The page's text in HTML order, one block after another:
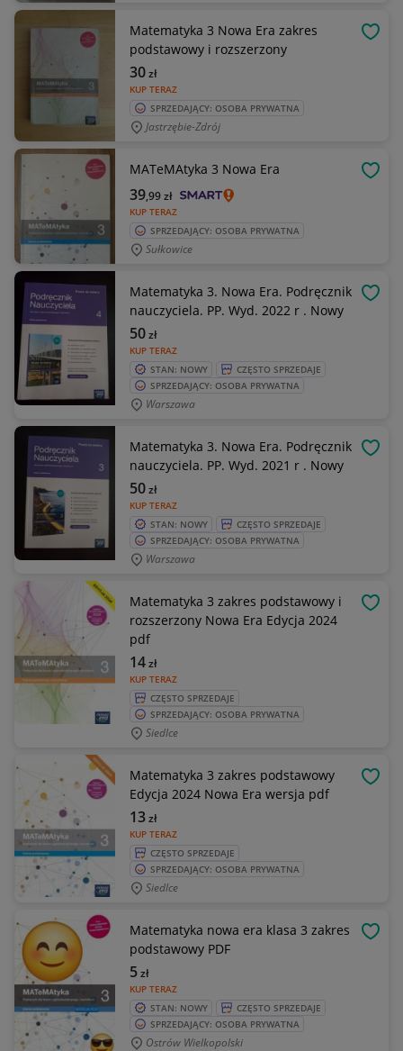
Matematyka 3 Nowa Era zakres
podstawowy i rozszerzony
KUP TERAZ
30zł
SPRZEDAJĄCY: OSOBA PRYWATNA
Jastrzębie-Zdrój
MATeMAtyka 3 Nowa Era
KUP TERAZ
39,99zł
SPRZEDAJĄCY: OSOBA PRYWATNA
Sułkowice
Matematyka 3. Nowa Era. Podręcznik
nauczyciela. PP. Wyd. 2022 r . Nowy
KUP TERAZ
50zł
STAN: NOWY
CZĘSTO SPRZEDAJE
SPRZEDAJĄCY: OSOBA PRYWATNA
Warszawa
Matematyka 3. Nowa Era. Podręcznik
nauczyciela. PP. Wyd. 2021 r . Nowy
KUP TERAZ
50zł
STAN: NOWY
CZĘSTO SPRZEDAJE
SPRZEDAJĄCY: OSOBA PRYWATNA
Warszawa
Matematyka 3 zakres podstawowy i
rozszerzony Nowa Era Edycja 2024
pdf
KUP TERAZ
14zł
CZĘSTO SPRZEDAJE
SPRZEDAJĄCY: OSOBA PRYWATNA
Siedlce
Matematyka 3 zakres podstawowy
Edycja 2024 Nowa Era wersja pdf
KUP TERAZ
13zł
CZĘSTO SPRZEDAJE
SPRZEDAJĄCY: OSOBA PRYWATNA
Siedlce
Matematyka nowa era klasa 3 zakres
podstawowy PDF
KUP TERAZ
5zł
STAN: NOWY
CZĘSTO SPRZEDAJE
SPRZEDAJĄCY: OSOBA PRYWATNA
Ostrów Wielkopolski